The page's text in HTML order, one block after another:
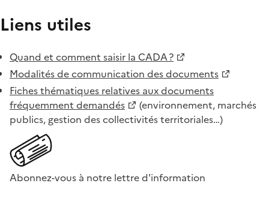
Liens utiles
Quand et comment saisir la CADA ?
Modalités de communication des documents
Fiches thématiques relatives aux documents
fréquemment demandés
(environnement, marchés
publics, gestion des collectivités territoriales…)
Abonnez-vous à notre lettre d'information